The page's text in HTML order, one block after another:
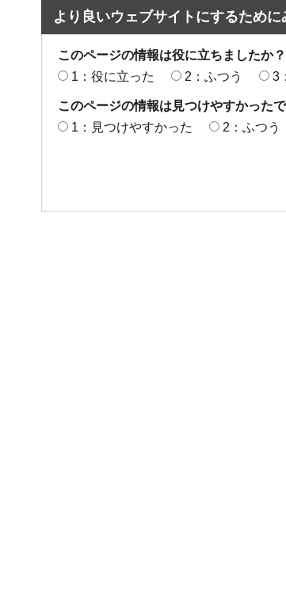
より良いウェブサイトにするため
このページの情報は役に立ちましたか？
1：役に立った
2：ふつう 3
このページの情報は見つけやすかった
1：見つけやすかった
2：ふつう